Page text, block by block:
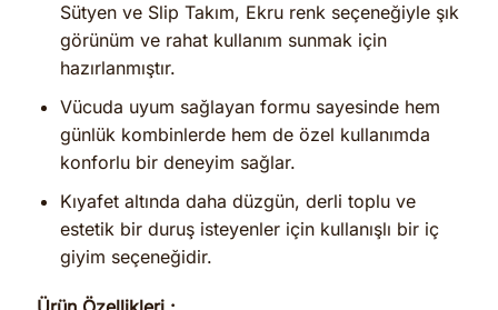
Sütyen ve Slip Takım, Ekru renk seçeneğiyle şık
görünüm ve rahat kullanım sunmak için
hazırlanmıştır.
Vücuda uyum sağlayan formu sayesinde hem
günlük kombinlerde hem de özel kullanımda
konforlu bir deneyim sağlar.
Kıyafet altında daha düzgün, derli toplu ve
estetik bir duruş isteyenler için kullanışlı bir iç
giyim seçeneğidir.